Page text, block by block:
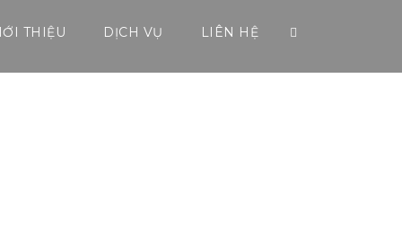
THIỆU DỊCH VỤ LIÊN HỆ